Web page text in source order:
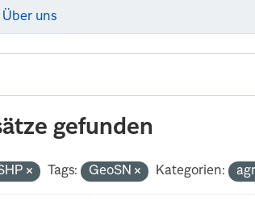
Über uns
gefunden
Tags: GeoSN Kategorien: